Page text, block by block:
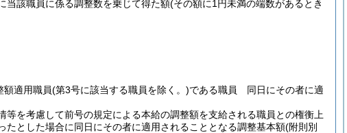
当該職員に係る調整数を乗じて得た額(その額に1円未満の端数があるとき
額適用職員(第3号に該当する職員を除く。)である職員 同日にその者に適
を考慮して前号の規定による本給の調整額を支給される職員との権衡上
とした場合に同日にその者に適用されることとなる調整基本額(附則別